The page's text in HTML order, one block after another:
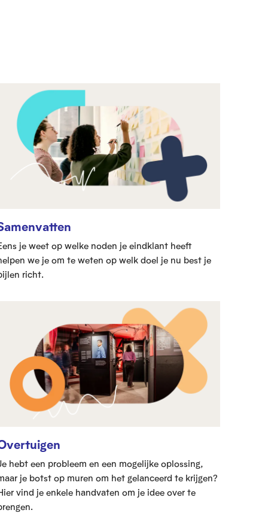
je weet op welke noden je eindklant heeft
we je om te weten op welk doel je nu best je
richt.
hebt een probleem en een mogelijke oplossing,
je botst op muren om het gelanceerd te krijgen?
vind je enkele handvaten om je idee over te